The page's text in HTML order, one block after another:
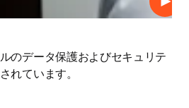
プレ
のデータ保護およびセキュリテ
れています。